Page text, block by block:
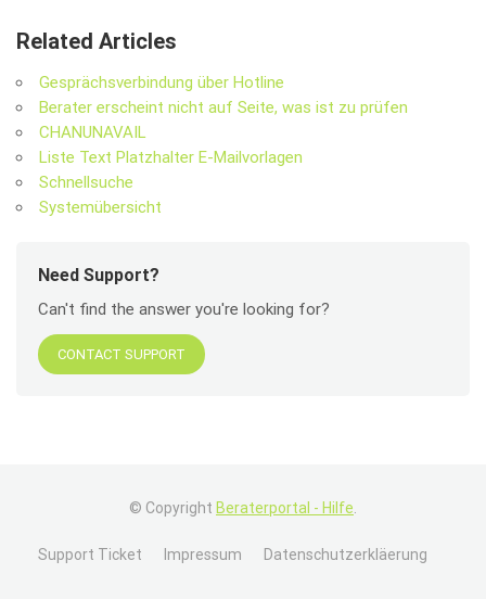
Related Articles
Gesprächsverbindung über Hotline
Berater erscheint nicht auf Seite, was ist zu prüfen
CHANUNAVAIL
Liste Text Platzhalter E-Mailvorlagen
Schnellsuche
Systemübersicht
Need Support?
Can't find the answer you're looking for?
CONTACT SUPPORT
© Copyright Beraterportal - Hilfe
Support Ticket Impressum Datenschutzerkläerung